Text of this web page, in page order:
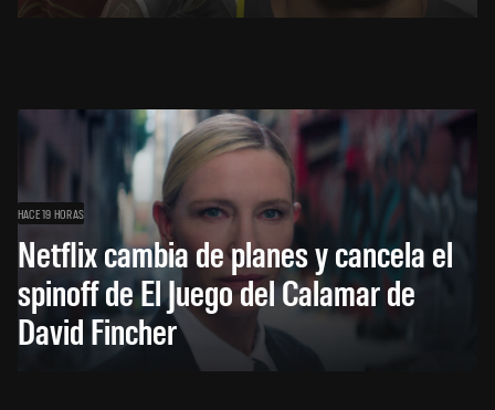
HACE 19 HORAS
Netflix cambia de planes y cancela el
spinoff de El Juego del Calamar de
David Fincher